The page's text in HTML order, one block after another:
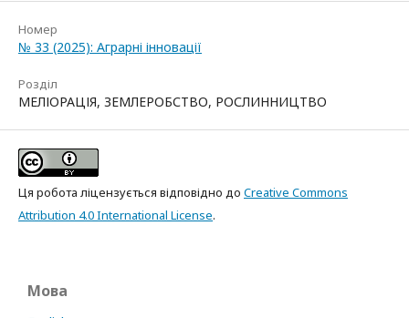
Номер
№ 33 (2025): Аграрні інновації
Розділ
МЕЛІОРАЦІЯ, ЗЕМЛЕРОБСТВО, РОСЛИННИЦТВО
Ця робота ліцензується відповідно до Creative Commons
Attribution 4.0 International License.
Мова